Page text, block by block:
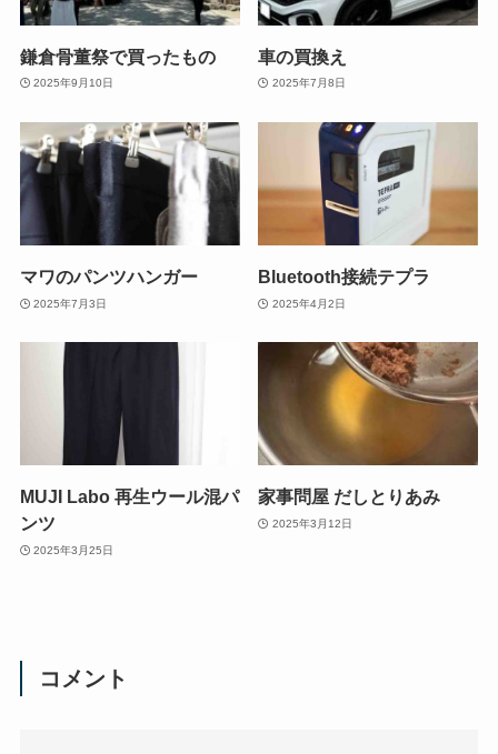
鎌倉骨董祭で買ったもの
2025年9月10日
車の買換え
2025年7月8日
マワのパンツハンガー
2025年7月3日
Bluetooth接続テプラ
2025年4月2日
MUJI Labo 再生ウール混パ
ンツ
2025年3月25日
家事問屋 だしとりあみ
2025年3月12日
コメント